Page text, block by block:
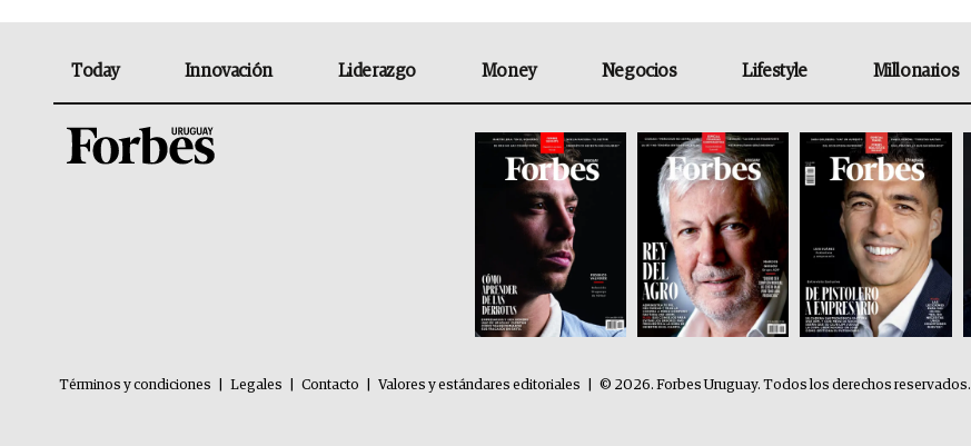
Today Innovación Liderazgo Money Negocios Lifestyle Millonarios
Términos y condiciones Legales Contacto Valores y estándares editoriales © 2026. Forbes Uruguay. Todos los derechos reservados.